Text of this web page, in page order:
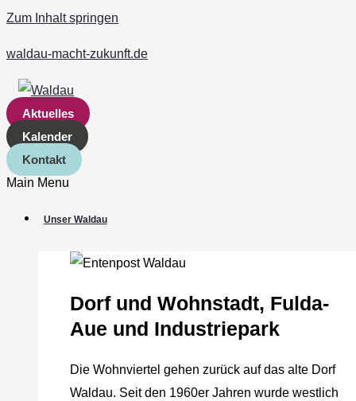
Zum Inhalt springen
waldau-macht-zukunft.de
Aktuelles
Kalender
Kontakt
Main Menu
Unser Waldau
Dorf und Wohnstadt, Fulda‐
Aue und Industriepark
Die Wohnviertel gehen zurück auf das alte Dorf
Waldau. Seit den 1960er Jahren wurde westlich